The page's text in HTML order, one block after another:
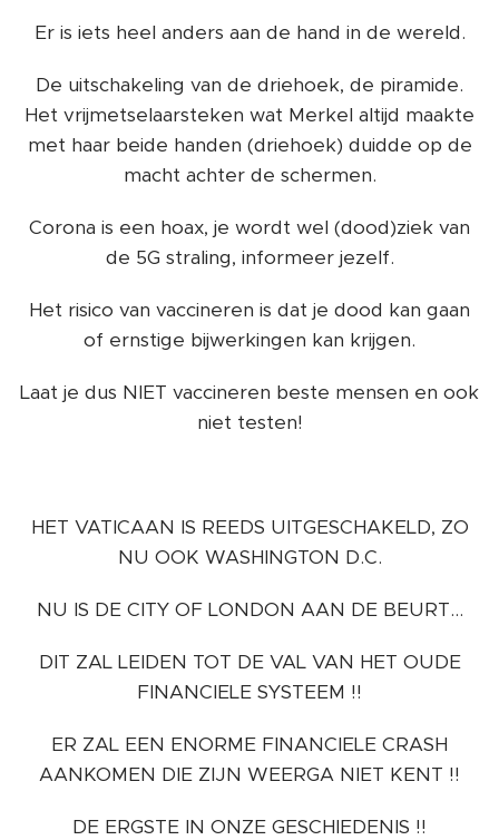
Er is iets heel anders aan de hand in de wereld.
De uitschakeling van de driehoek, de piramide.
Het vrijmetselaarsteken wat Merkel altijd maakte
met haar beide handen (driehoek) duidde op de
macht achter de schermen.
Corona is een hoax, je wordt wel (dood)ziek van
de 5G straling, informeer jezelf.
Het risico van vaccineren is dat je dood kan gaan
of ernstige bijwerkingen kan krijgen.
Laat je dus NIET vaccineren beste mensen en ook
niet testen!
HET VATICAAN IS REEDS UITGESCHAKELD, ZO
NU OOK WASHINGTON D.C.
NU IS DE CITY OF LONDON AAN DE BEURT...
DIT ZAL LEIDEN TOT DE VAL VAN HET OUDE
FINANCIELE SYSTEEM !!
ER ZAL EEN ENORME FINANCIELE CRASH
AANKOMEN DIE ZIJN WEERGA NIET KENT !!
DE ERGSTE IN ONZE GESCHIEDENIS !!